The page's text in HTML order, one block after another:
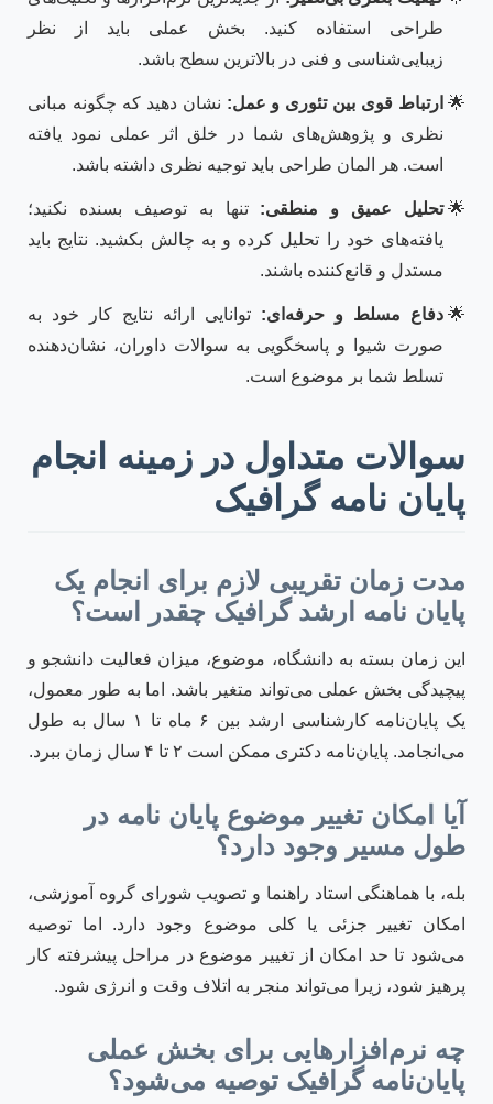
طراحی استفاده کنید. بخش عملی باید از نظر
زیبایی‌شناسی و فنی در بالاترین سطح باشد.
ارتباط قوی بین تئوری و عمل: نشان دهید که چگونه مبانی
نظری و پژوهش‌های شما در خلق اثر عملی نمود یافته
است. هر المان طراحی باید توجیه نظری داشته باشد.
تحلیل عمیق و منطقی: تنها به توصیف بسنده نکنید؛
یافته‌های خود را تحلیل کرده و به چالش بکشید. نتایج باید
مستدل و قانع‌کننده باشند.
دفاع مسلط و حرفه‌ای: توانایی ارائه نتایج کار خود به
صورت شیوا و پاسخگویی به سوالات داوران، نشان‌دهنده
تسلط شما بر موضوع است.
سوالات متداول در زمینه انجام
پایان نامه گرافیک
مدت زمان تقریبی لازم برای انجام یک
پایان نامه ارشد گرافیک چقدر است؟
این زمان بسته به دانشگاه، موضوع، میزان فعالیت دانشجو و
پیچیدگی بخش عملی می‌تواند متغیر باشد. اما به طور معمول،
یک پایان‌نامه کارشناسی ارشد بین ۶ ماه تا ۱ سال به طول
می‌انجامد. پایان‌نامه دکتری ممکن است ۲ تا ۴ سال زمان ببرد.
آیا امکان تغییر موضوع پایان نامه در
طول مسیر وجود دارد؟
بله، با هماهنگی استاد راهنما و تصویب شورای گروه آموزشی،
امکان تغییر جزئی یا کلی موضوع وجود دارد. اما توصیه
می‌شود تا حد امکان از تغییر موضوع در مراحل پیشرفته کار
پرهیز شود، زیرا می‌تواند منجر به اتلاف وقت و انرژی شود.
چه نرم‌افزارهایی برای بخش عملی
پایان‌نامه گرافیک توصیه می‌شود؟